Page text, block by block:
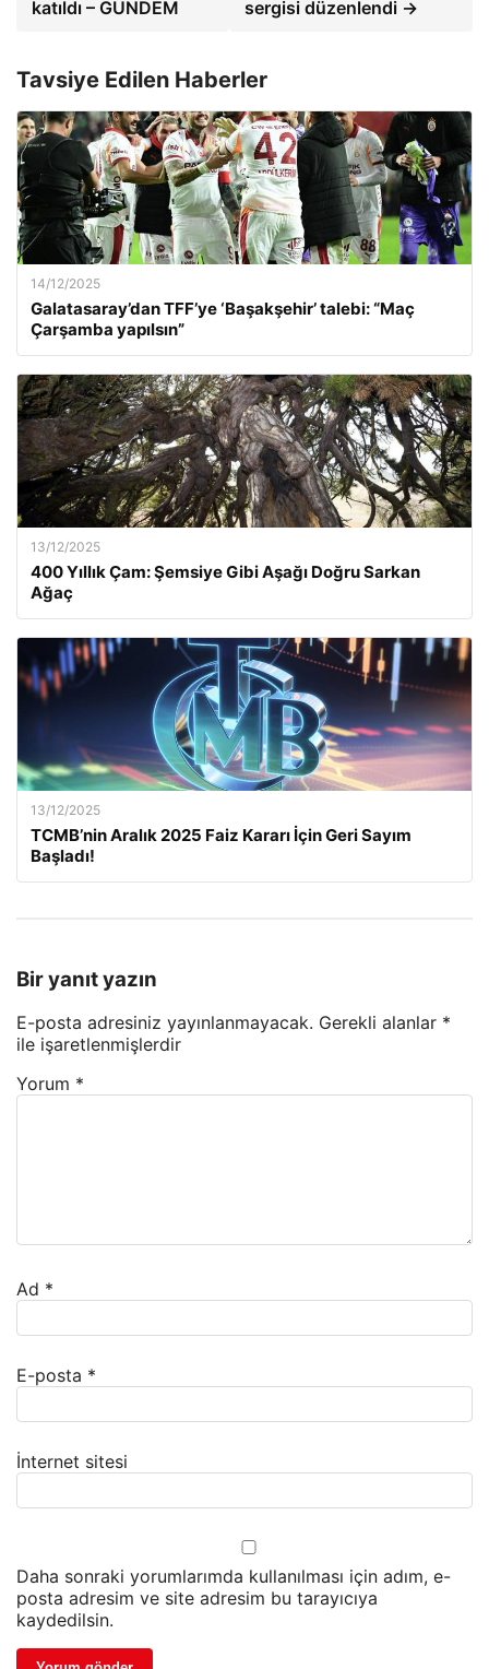
katıldı – GÜNDEM sergisi düzenlendi →
Tavsiye Edilen Haberler
14/12/2025
Galatasaray’dan TFF’ye ‘Başakşehir’ talebi: “Maç
Çarşamba yapılsın”
13/12/2025
400 Yıllık Çam: Şemsiye Gibi Aşağı Doğru Sarkan
Ağaç
13/12/2025
TCMB’nin Aralık 2025 Faiz Kararı İçin Geri Sayım
Başladı!
Bir yanıt yazın
E-posta adresiniz yayınlanmayacak. Gerekli alanlar *
ile işaretlenmişlerdir
Yorum *
Ad *
E-posta *
İnternet sitesi
Daha sonraki yorumlarımda kullanılması için adım, e-
posta adresim ve site adresim bu tarayıcıya
kaydedilsin.